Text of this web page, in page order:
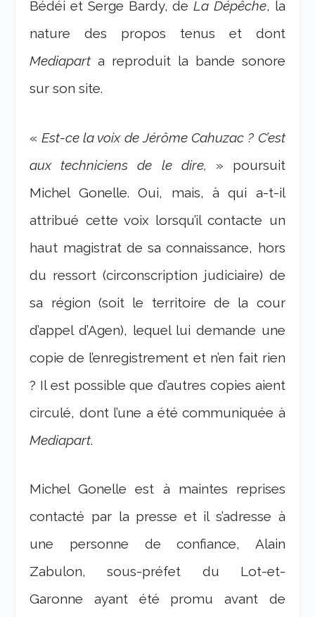
Bédéi et Serge Bardy, deLa Dépêche, la
nature des propos tenus et dont
Mediapart a reproduit la bande sonore
sur son site.
« Est-ce la voix de Jérôme Cahuzac ? C’est
aux techniciens de le dire, » poursuit
Michel Gonelle. Oui, mais, à qui a-t-il
attribué cette voix lorsqu’il contacte un
haut magistrat de sa connaissance, hors
du ressort (circonscription judiciaire) de
sa région (soit le territoire de la cour
d’appel d’Agen), lequel lui demande une
copie de l’enregistrement et n’en fait rien
? Il est possible que d’autres copies aient
circulé, dont l’une a été communiquée à
Mediapart.
Michel Gonelle est à maintes reprises
contacté par la presse et il s’adresse à
une personne de confiance, Alain
Zabulon, sous-préfet du Lot-et-
Garonne ayant été promu avant de